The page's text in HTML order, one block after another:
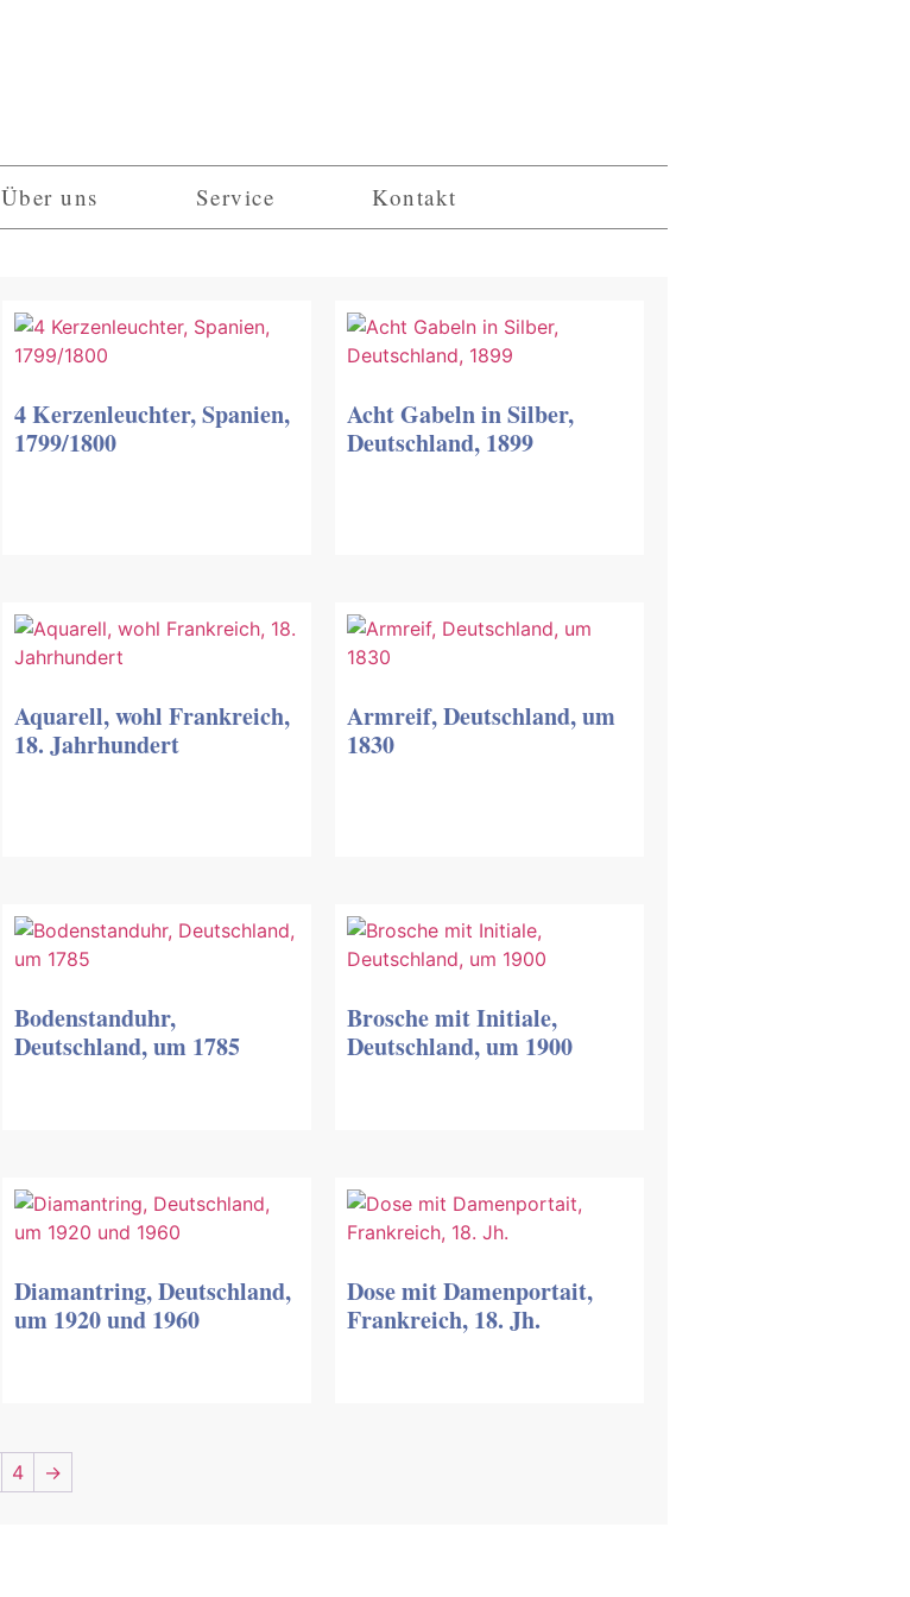
Über uns Service Kontakt
4 Kerzenleuchter, Spanien,
1799/1800
Acht Gabeln in Silber,
Deutschland, 1899
Aquarell, wohl Frankreich,
18. Jahrhundert
Armreif, Deutschland, um
1830
Bodenstanduhr,
Deutschland, um 1785
Brosche mit Initiale,
Deutschland, um 1900
Diamantring, Deutschland,
um 1920 und 1960
Dose mit Damenportait,
Frankreich, 18. Jh.
4 →